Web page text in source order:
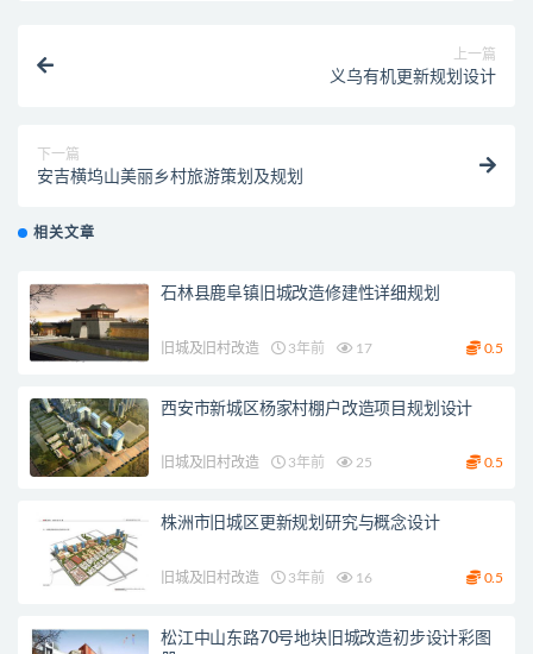
上一篇
义乌有机更新规划设计
下一篇
安吉横坞山美丽乡村旅游策划及规划
相关文章
石林县鹿阜镇旧城改造修建性详细规划
旧城及旧村改造 3年前 17 0.5
西安市新城区杨家村棚户改造项目规划设计
旧城及旧村改造 3年前 25 0.5
株洲市旧城区更新规划研究与概念设计
旧城及旧村改造 3年前 16 0.5
松江中山东路70号地块旧城改造初步设计彩图